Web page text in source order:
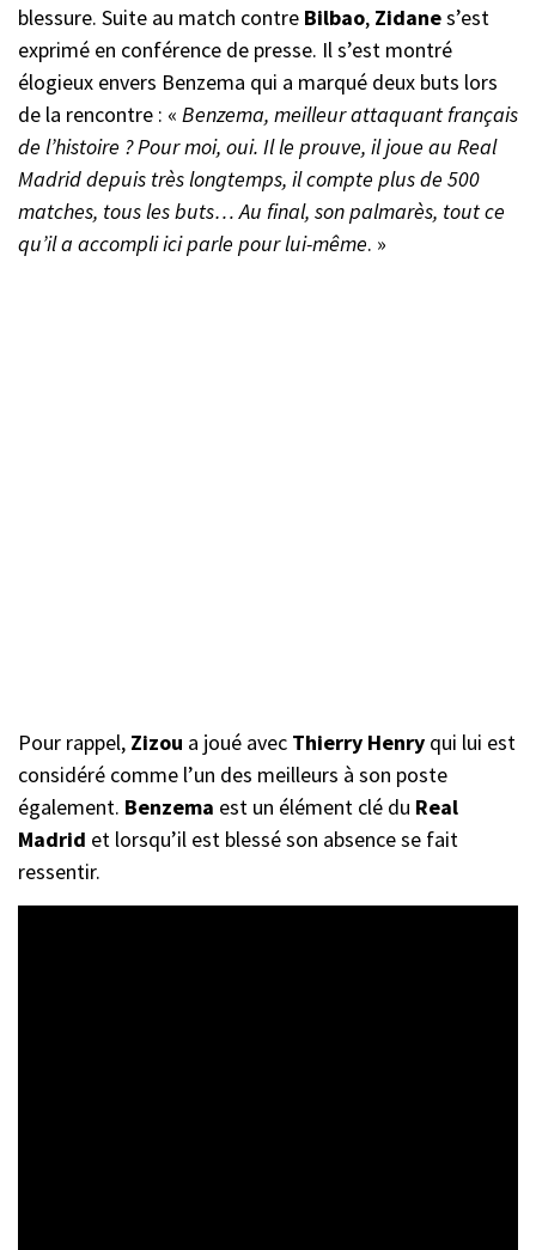
blessure. Suite au match contre Bilbao, Zidanes’est
exprimé en conférence de presse. Il s’est montré
élogieux envers Benzema qui a marqué deux buts lors
de la rencontre : « Benzema, meilleur attaquant français
de l’histoire ? Pour moi, oui. Il le prouve, il joue au Real
Madrid depuis très longtemps, il compte plus de 500
matches, tous les buts… Au final, son palmarès, tout ce
qu’il a accompli ici parle pour lui-même. »
Pour rappel, Zizou a joué avec Thierry Henry qui lui est
considéré comme l’un des meilleurs à son poste
également. Benzema est un élément clé du Real
Madrid et lorsqu’il est blessé son absence se fait
ressentir.